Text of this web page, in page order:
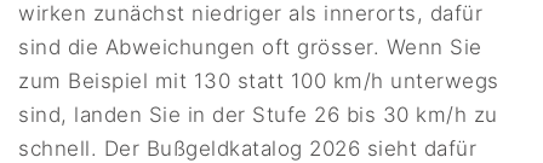
wirken zunächst niedriger als innerorts, dafür
sind die Abweichungen oft grösser. Wenn Sie
zum Beispiel mit 130 statt 100 km/h unterwegs
sind, landen Sie in der Stufe 26 bis 30 km/h zu
schnell. Der Bußgeldkatalog 2026 sieht dafür